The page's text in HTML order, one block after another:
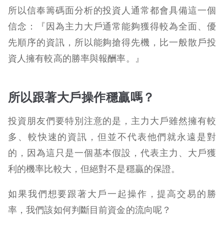
所以信奉籌碼面分析的投資人通常都會具備這一個
信念：『因為主力大戶通常能夠獲得較為全面、優
先順序的資訊，所以能夠搶得先機，比一般散戶投
資人擁有較高的勝率與報酬率。』
所以跟著大戶操作穩贏嗎？
投資朋友們要特別注意的是，主力大戶雖然擁有較
多、較快速的資訊，但並不代表他們就永遠是對
的，因為這只是一個基本假設，代表主力、大戶獲
利的機率比較大，但絕對不是穩贏的保證。
如果我們想要跟著大戶一起操作，提高交易的勝
率，我們該如何判斷目前資金的流向呢？